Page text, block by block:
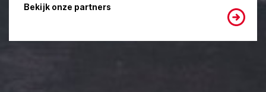
Bekijk onze partners